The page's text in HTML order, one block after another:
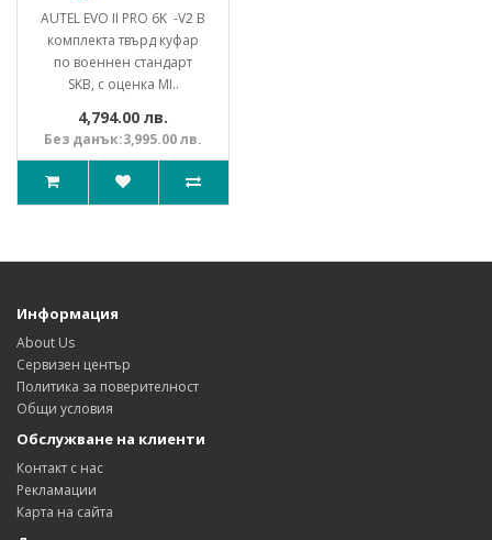
AUTEL EVO II PRO 6K -V2 В
комплекта твърд куфар
по военнен стандарт
SKB, с оценка MI..
4,794.00 лв.
Без данък:3,995.00 лв.
Информация
About Us
Сервизен център
Политика за поверителност
Общи условия
Обслужване на клиенти
Контакт с нас
Рекламации
Карта на сайта